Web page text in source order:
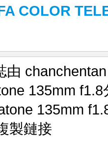
COLOR
由
135mm f1.8
135mm
製鏈接